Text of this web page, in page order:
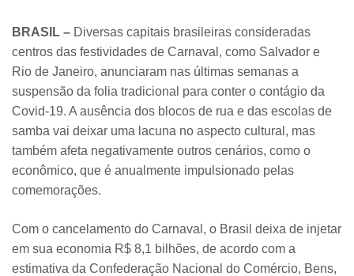
BRASIL – Diversas capitais brasileiras consideradas
centros das festividades de Carnaval, como Salvador e
Rio de Janeiro, anunciaram nas últimas semanas a
suspensão da folia tradicional para conter o contágio da
Covid-19. A ausência dos blocos de rua e das escolas de
samba vai deixar uma lacuna no aspecto cultural, mas
também afeta negativamente outros cenários, como o
econômico, que é anualmente impulsionado pelas
comemorações.
Com o cancelamento do Carnaval, o Brasil deixa de injetar
em sua economia R$ 8,1 bilhões, de acordo com a
estimativa da Confederação Nacional do Comércio, Bens,